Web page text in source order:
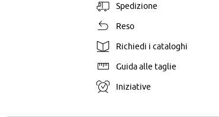
Spedizione
Reso
Richiedi i cataloghi
Guida alle taglie
Iniziative